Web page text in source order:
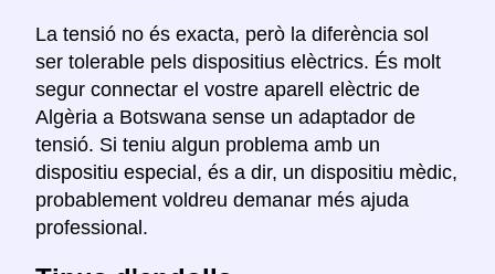
La tensió no és exacta, però la diferència sol
ser tolerable pels dispositius elèctrics. És molt
segur connectar el vostre aparell elèctric de
Algèria a Botswana sense un adaptador de
tensió. Si teniu algun problema amb un
dispositiu especial, és a dir, un dispositiu mèdic,
probablement voldreu demanar més ajuda
professional.